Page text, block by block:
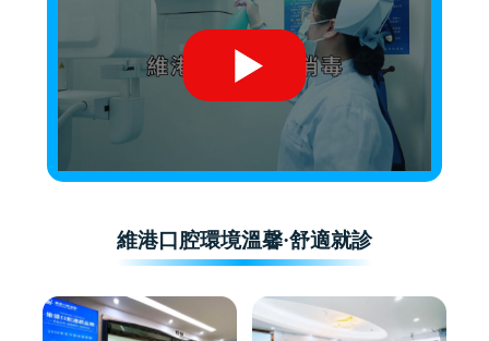
維港口腔環境溫馨·舒適就診